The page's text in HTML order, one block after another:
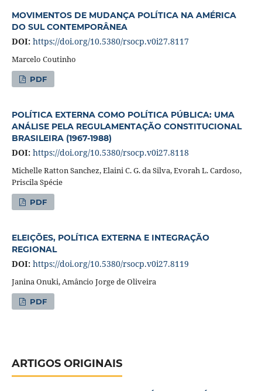
MOVIMENTOS DE MUDANÇA POLÍTICA NA AMÉRICA
DO SUL CONTEMPORÂNEA
DOI: https://doi.org/10.5380/rsocp.v0i27.8117
Marcelo Coutinho
PDF
POLÍTICA EXTERNA COMO POLÍTICA PÚBLICA: UMA
ANÁLISE PELA REGULAMENTAÇÃO CONSTITUCIONAL
BRASILEIRA (1967-1988)
DOI: https://doi.org/10.5380/rsocp.v0i27.8118
Michelle Ratton Sanchez, Elaini C. G. da Silva, Evorah L. Cardoso,
Priscila Spécie
PDF
ELEIÇÕES, POLÍTICA EXTERNA E INTEGRAÇÃO
REGIONAL
DOI: https://doi.org/10.5380/rsocp.v0i27.8119
Janina Onuki, Amâncio Jorge de Oliveira
PDF
ARTIGOS ORIGINAIS